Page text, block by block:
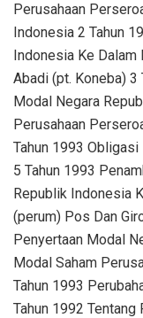
Perusahaan
Indonesia 2 Tahun
Indonesia Ke Dalam
Abadi (pt. Koneba) 3
Modal Negara
Perusahaan
Tahun 1993
5 Tahun 1993
Republik Indonesia
(perum) Pos Dan
Penyertaan Modal
Modal Saham
Tahun 1993
Tahun 1992